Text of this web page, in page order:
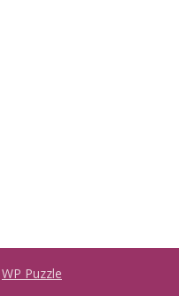
WP Puzzle